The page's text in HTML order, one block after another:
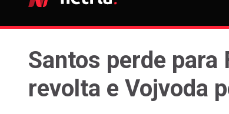
Santos perde para
revolta e Vojvoda